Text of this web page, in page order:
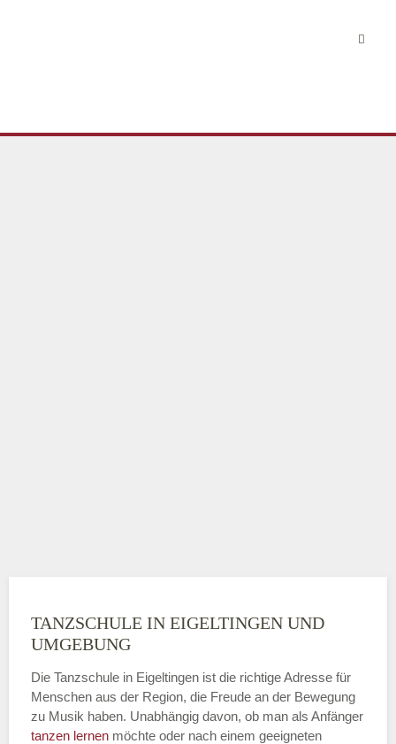
TANZSCHULE IN EIGELTINGEN UND
UMGEBUNG
Die Tanzschule in Eigeltingen ist die richtige Adresse für
Menschen aus der Region, die Freude an der Bewegung
zu Musik haben. Unabhängig davon, ob man als Anfänger
tanzen lernen möchte oder nach einem geeigneten